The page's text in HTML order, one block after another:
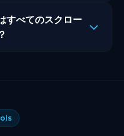
録するかを示します。ク
わたる不一致なCPSは、
すべてのスクロー